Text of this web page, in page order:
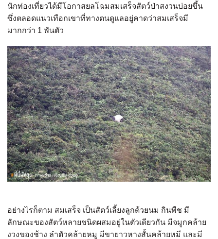
นักท่องเที่ยวได้มีโอกาสยลโฉมสมเสร็จสัตว์ป่าสงวนบ่อยขึ้น
ซึ่งตลอดแนวเทือกเขาที่ทางตนดูแลอยู่คาดว่าสมเสร็จมี
มากกว่า 1 พันตัว
อย่างไรก็ตาม สมเสร็จ เป็นสัตว์เลี้ยงลูกด้วยนม กินพืช มี
ลักษณะของสัตว์หลายชนิดผสมอยู่ในตัวเดียวกัน มีจมูกคล้าย
งวงของช้าง ลำตัวคล้ายหมู มีขายาวหางสั้นคล้ายหมี และมี